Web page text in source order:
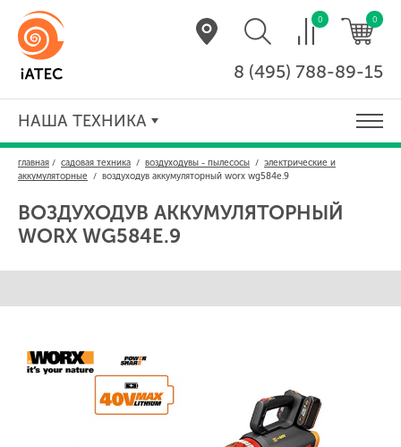
0 0
8 (495) 788-89-15
НАША ТЕХНИКА
главная / садовая техника / воздуходувы - пылесосы / электрические и
аккумуляторные / воздуходув аккумуляторный worx wg584e.9
ВОЗДУХОДУВ АККУМУЛЯТОРНЫЙ
WORX WG584E.9